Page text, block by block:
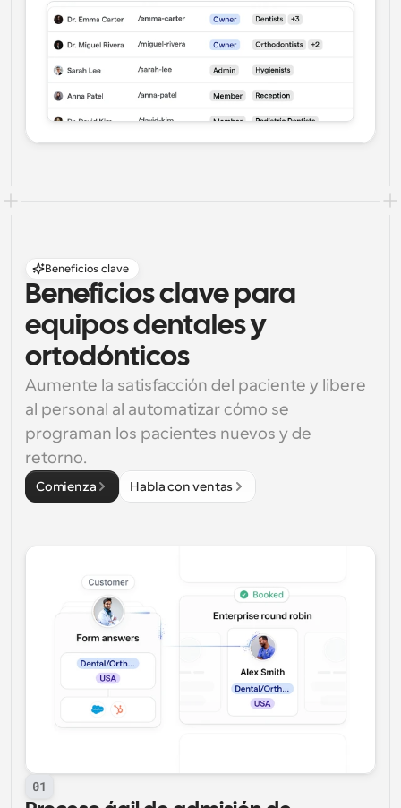
Beneficios clave
Beneficios clave para
equipos dentales y
ortodónticos
Aumente la satisfacción del paciente y libere
al personal al automatizar cómo se
programan los pacientes nuevos y de
retorno.
Comienza Habla con ventas
01